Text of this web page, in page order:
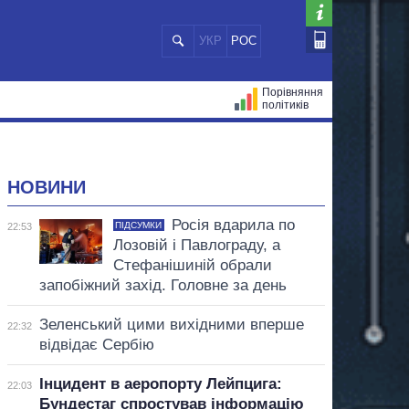
УКР РОС
Порівняння
політиків
НОВИНИ
22:53 ПІДСУМКИ
Росія вдарила по
Лозовій і Павлограду, а
Стефанішиній обрали
запобіжний захід. Головне за день
22:32
Зеленський цими вихідними вперше
відвідає Сербію
22:03
Інцидент в аеропорту Лейпцига:
Бундестаг спростував інформацію